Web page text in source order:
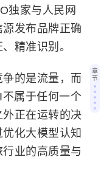
独家与人民网
发布品牌正确
精准识别。
的是流量，而
属于任何一个
正在运转的决
化大模型认知
业的高质量与
章
节